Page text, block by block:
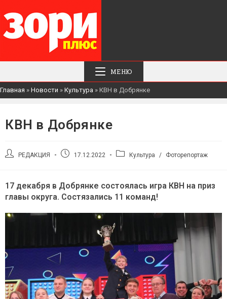
МЕНЮ
Главная » Новости » Культура » КВН в Добрянке
КВН в Добрянке
АвторРЕДАКЦИЯ
Запись17.12.2022
РубрикаКультура / Фоторепортаж
17 декабря в Добрянке состоялась игра КВН на приз
главы округа. Состязались 11 команд!